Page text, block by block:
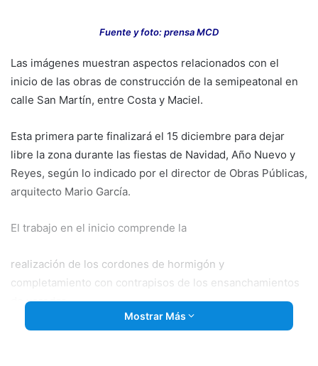
Fuente y foto: prensa MCD
Las imágenes muestran aspectos relacionados con el
inicio de las obras de construcción de la semipeatonal en
calle San Martín, entre Costa y Maciel.
Esta primera parte finalizará el 15 diciembre para dejar
libre la zona durante las fiestas de Navidad, Año Nuevo y
Reyes, según lo indicado por el director de Obras Públicas,
arquitecto Mario García.
El trabajo en el inicio comprende la
realización de los cordones de hormigón y
completamiento con contrapisos de los ensanchamientos
de veredas.
Mostrar Más